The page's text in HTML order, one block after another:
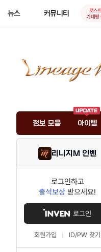
뉴스 커뮤니티
로스
기대평
정보 모음 아이템
리니지M 인벤
로그인하고
출석보상 받으세요!
로그인
회원가입 ID/PW 찾기